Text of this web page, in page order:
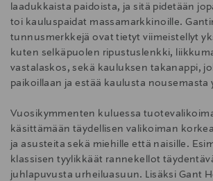
laadukkaista paidoista, ja sitä pidetään
toi kauluspaidat massamarkkinoille.
tunnusmerkkejä ovat tietyt viimeistellyt
kuten selkäpuolen ripustuslenkki,
vastalaskos, sekä kauluksen takanappi,
paikoillaan ja estää kaulusta nousemasta
Vuosikymmenten kuluessa
käsittämään täydellisen valikoiman
ja asusteita sekä miehille että naisille.
klassisen tyylikkäät rannekellot
juhlapuvusta urheiluasuun. Lisäksi Gant